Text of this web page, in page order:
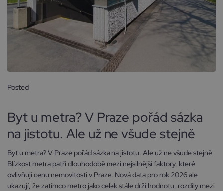
Posted
Byt u metra? V Praze pořád sázka
na jistotu. Ale už ne všude stejně
Byt u metra? V Praze pořád sázka na jistotu. Ale už ne všude stejně
Blízkost metra patří dlouhodobě mezi nejsilnější faktory, které
ovlivňují cenu nemovitosti v Praze. Nová data pro rok 2026 ale
ukazují, že zatímco metro jako celek stále drží hodnotu, rozdíly mezi